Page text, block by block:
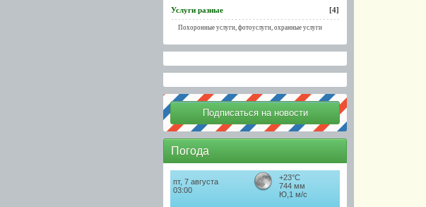
Услуги разные [4]
Похоронные услуги, фотоуслуги, охранные услуги
Погода